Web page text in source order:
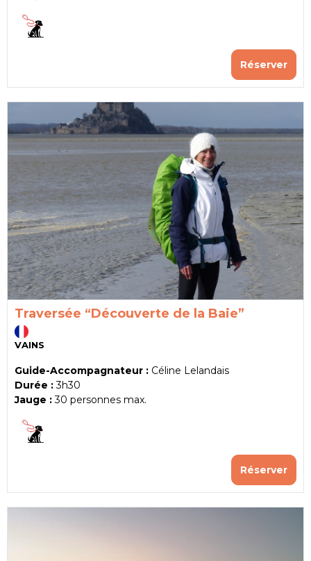
Réserver
Traversée “Découverte de la Baie”
VAINS
Guide-Accompagnateur : Céline Lelandais
Durée : 3h30
Jauge : 30 personnes max.
Réserver